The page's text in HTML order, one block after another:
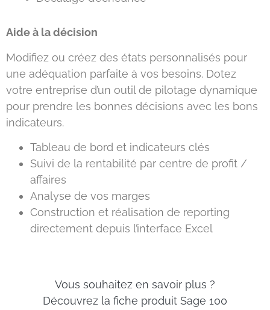
Aide à la décision
Modifiez ou créez des états personnalisés pour
une adéquation parfaite à vos besoins. Dotez
votre entreprise d’un outil de pilotage dynamique
pour prendre les bonnes décisions avec les bons
indicateurs.
Tableau de bord et indicateurs clés
Suivi de la rentabilité par centre de profit /
affaires
Analyse de vos marges
Construction et réalisation de reporting
directement depuis l’interface Excel
Vous souhaitez en savoir plus ?
Découvrez la fiche produit Sage 100